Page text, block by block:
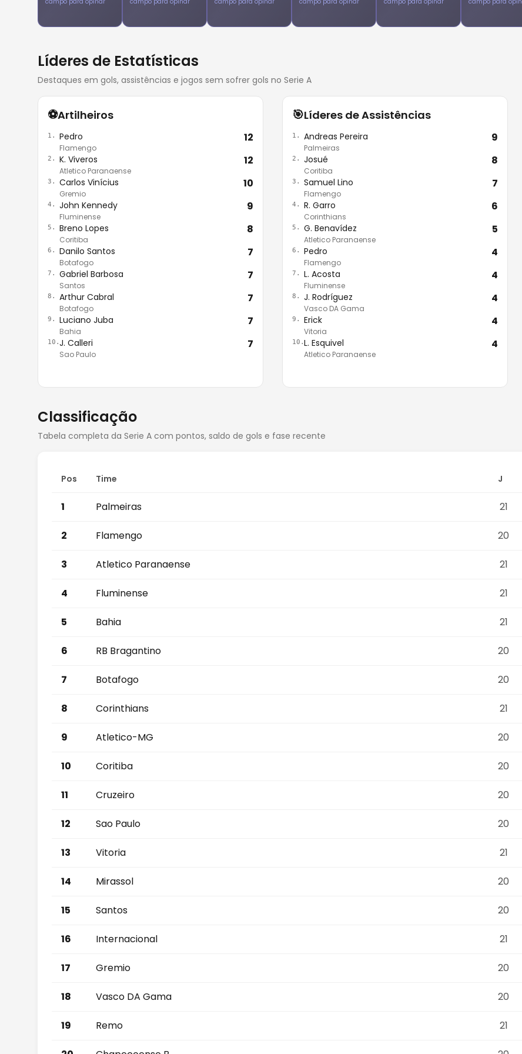
Líderes de Estatísticas
Destaques em gols, assistências e jogos sem sofrer gols no Serie A
⚽Artilheiros
1. Pedro
Flamengo
12
2. K. Viveros
Atletico Paranaense
12
3. Carlos Vinícius
Gremio
10
4. John Kennedy
Fluminense
9
5. Breno Lopes
Coritiba
8
6. Danilo Santos
Botafogo
7
7. Gabriel Barbosa
Santos
7
8. Arthur Cabral
Botafogo
7
9. Luciano Juba
Bahia
7
10.J. Calleri
Sao Paulo
7
🎯Líderes de Assistências
1. Andreas Pereira
Palmeiras
9
2. Josué
Coritiba
8
3. Samuel Lino
Flamengo
7
4. R. Garro
Corinthians
6
5. G. Benavídez
Atletico Paranaense
5
6. Pedro
Flamengo
4
7. L. Acosta
Fluminense
4
8. J. Rodríguez
Vasco DA Gama
4
9. Erick
Vitoria
4
10.L. Esquivel
Atletico Paranaense
4
Classificação
Tabela completa da Serie A com pontos, saldo de gols e fase recente
Pos Time J
1 Palmeiras 21
2 Flamengo 20
3 Atletico Paranaense 21
4 Fluminense 21
5 Bahia 21
6 RB Bragantino 20
7 Botafogo 20
8 Corinthians 21
9 Atletico-MG 20
10 Coritiba 20
11 Cruzeiro 20
12 Sao Paulo 20
13 Vitoria 21
14 Mirassol 20
15 Santos 20
16 Internacional 21
17 Gremio 20
18 Vasco DA Gama 20
19 Remo 21